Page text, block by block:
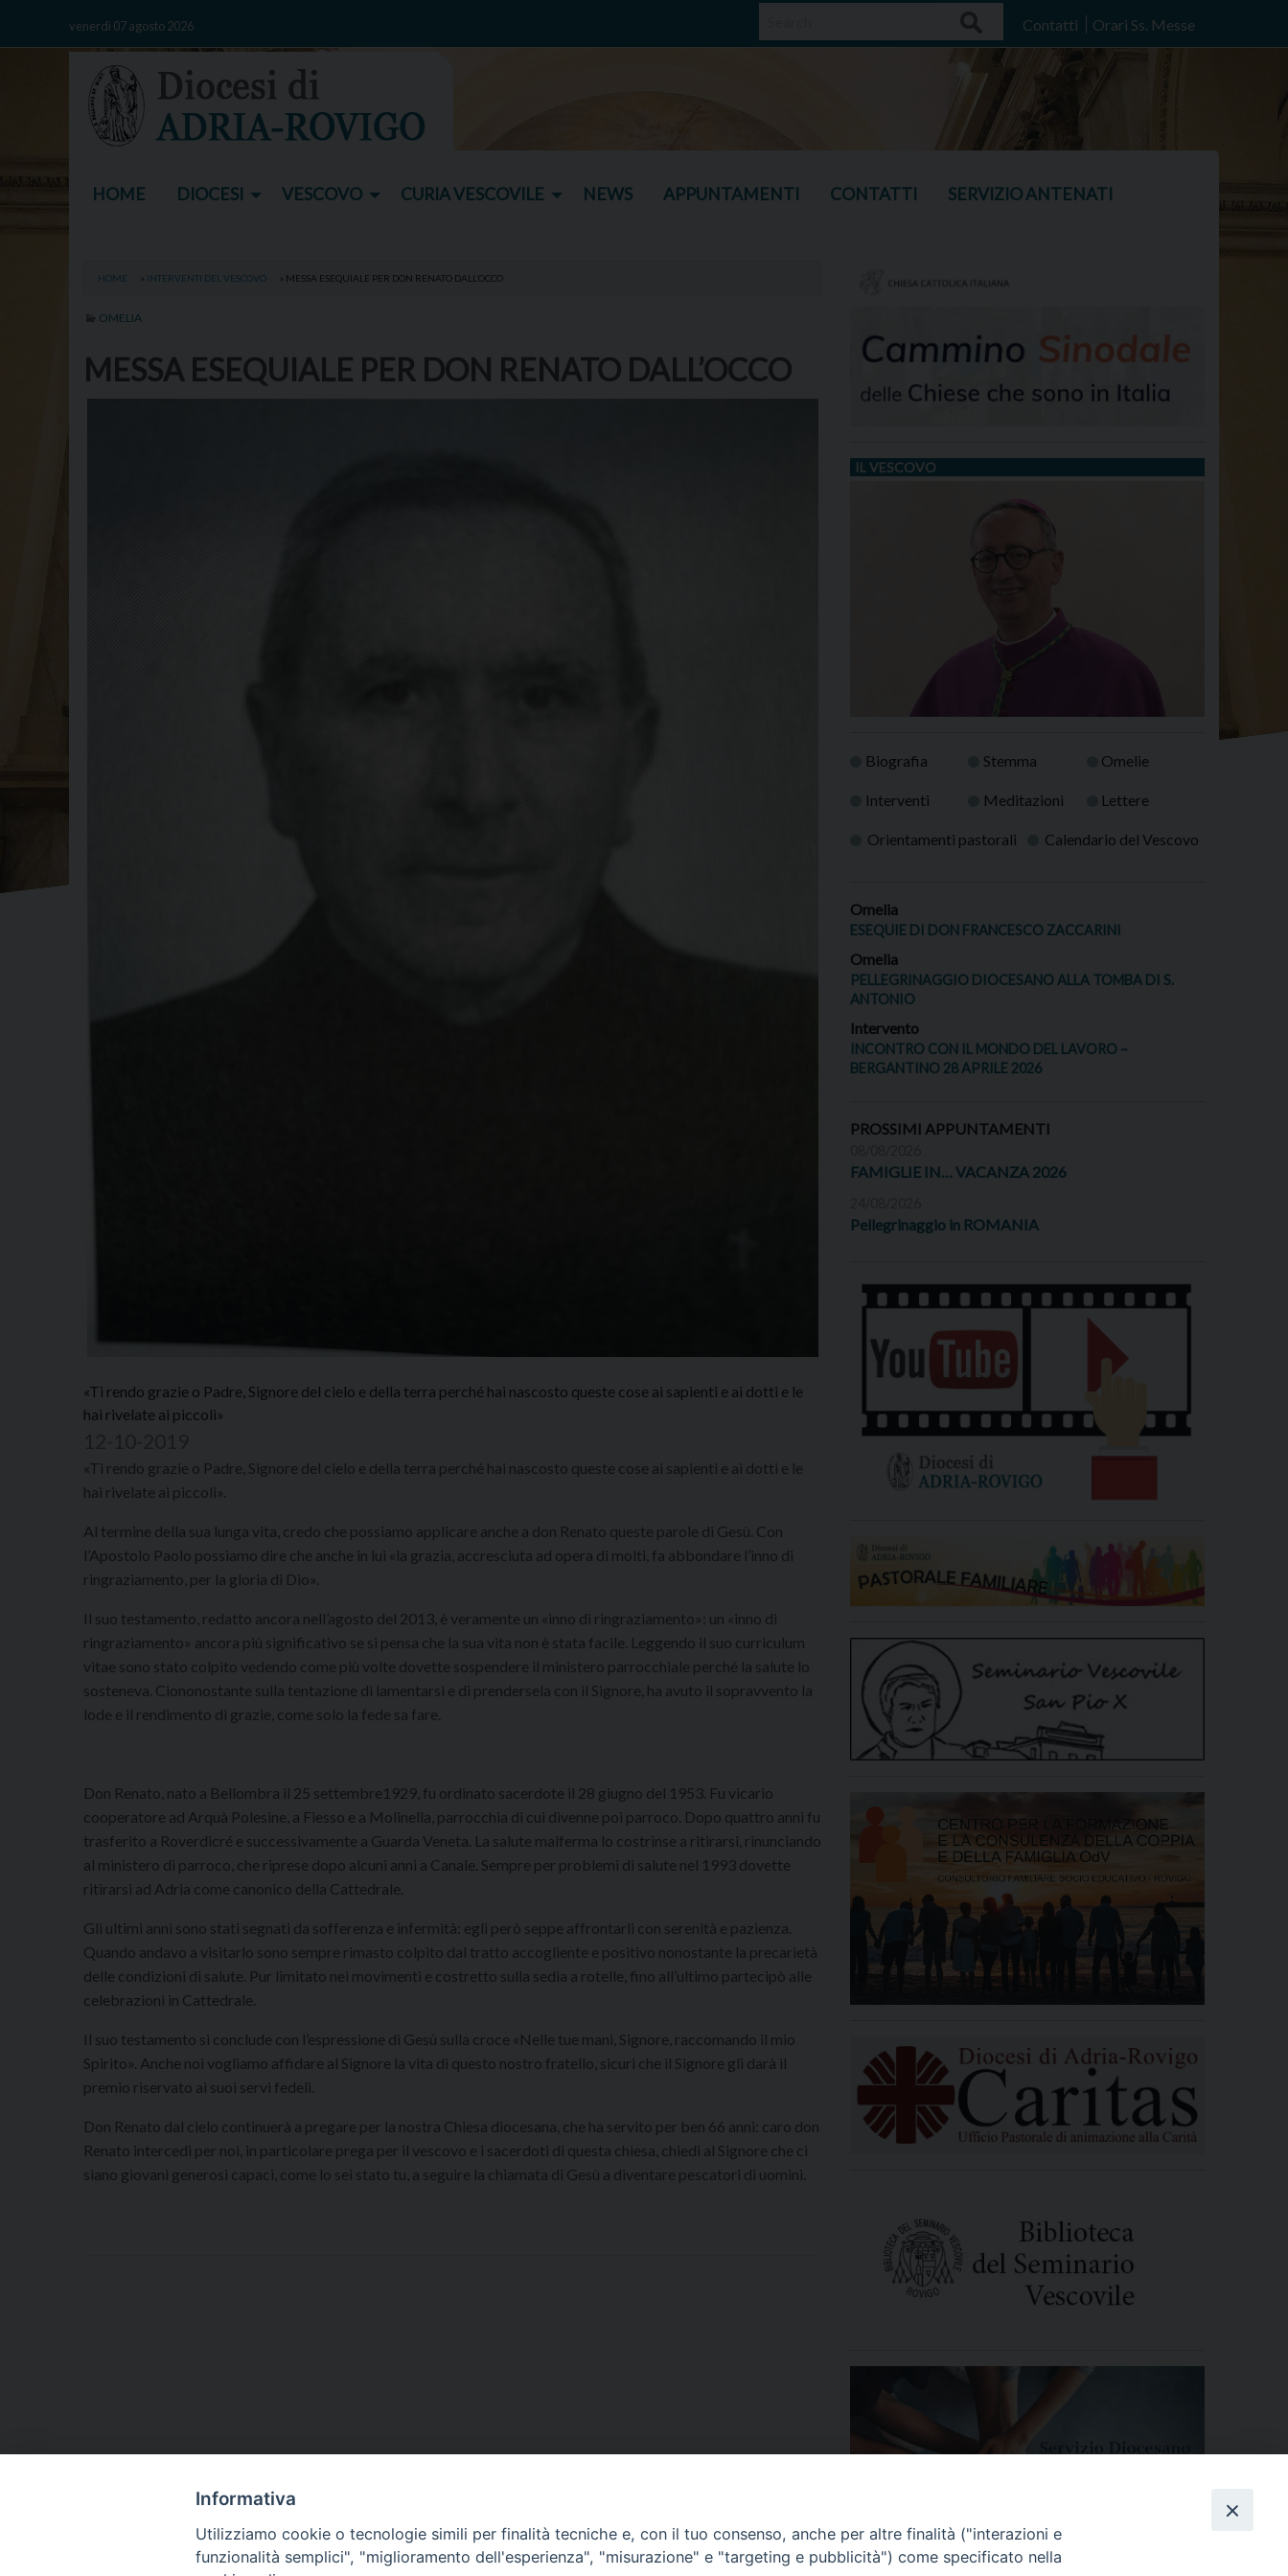
venerdì 07 agosto 2026 Contatti Orari Ss. Messe
HOME DIOCESI VESCOVO CURIA VESCOVILE NEWS APPUNTAMENTI CONTATTI SERVIZIO ANTENATI
HOME » INTERVENTI DEL VESCOVO » MESSA ESEQUIALE PER DON RENATO DALL’OCCO
OMELIA
MESSA ESEQUIALE PER DON RENATO DALL’OCCO
«Ti rendo grazie o Padre, Signore del cielo e della terra perché hai nascosto queste cose ai sapienti e ai dotti e le
hai rivelate ai piccoli»
«Ti rendo grazie o Padre, Signore del cielo e della terra perché hai nascosto queste cose ai sapienti e ai dotti e le
hai rivelate ai piccoli».
Al termine della sua lunga vita, credo che possiamo applicare anche a don Renato queste parole di Gesù. Con
l’Apostolo Paolo possiamo dire che anche in lui «la grazia, accresciuta ad opera di molti, fa abbondare l’inno di
ringraziamento, per la gloria di Dio».
Il suo testamento, redatto ancora nell’agosto del 2013, è veramente un «inno di ringraziamento»: un «inno di
ringraziamento» ancora più significativo se si pensa che la sua vita non è stata facile. Leggendo il suo curriculum
vitae sono stato colpito vedendo come più volte dovette sospendere il ministero parrocchiale perché la salute lo
sosteneva. Ciononostante sulla tentazione di lamentarsi e di prendersela con il Signore, ha avuto il sopravvento la
lode e il rendimento di grazie, come solo la fede sa fare.
Don Renato, nato a Bellombra il 25 settembre1929, fu ordinato sacerdote il 28 giugno del 1953. Fu vicario
cooperatore ad Arquà Polesine, a Fiesso e a Molinella, parrocchia di cui divenne poi parroco. Dopo quattro anni fu
trasferito a Roverdicré e successivamente a Guarda Veneta. La salute malferma lo costrinse a ritirarsi, rinunciando
al ministero di parroco, che riprese dopo alcuni anni a Canale. Sempre per problemi di salute nel 1993 dovette
ritirarsi ad Adria come canonico della Cattedrale.
Gli ultimi anni sono stati segnati da sofferenza e infermità: egli però seppe affrontarli con serenità e pazienza.
Quando andavo a visitarlo sono sempre rimasto colpito dal tratto accogliente e positivo nonostante la precarietà
delle condizioni di salute. Pur limitato nei movimenti e costretto sulla sedia a rotelle, fino all’ultimo partecipò alle
celebrazioni in Cattedrale.
Il suo testamento si conclude con l’espressione di Gesù sulla croce «Nelle tue mani, Signore, raccomando il mio
Spirito». Anche noi vogliamo affidare al Signore la vita di questo nostro fratello, sicuri che il Signore gli darà il
premio riservato ai suoi servi fedeli.
Don Renato dal cielo continuerà a pregare per la nostra Chiesa diocesana, che ha servito per ben 66 anni: caro don
Renato intercedi per noi, in particolare prega per il vescovo e i sacerdoti di questa chiesa, chiedi al Signore che ci
siano giovani generosi capaci, come lo sei stato tu, a seguire la chiamata di Gesù a diventare pescatori di uomini.
IL VESCOVO
Biografia Stemma Omelie
Interventi Meditazioni Lettere
Orientamenti pastorali Calendario del Vescovo
Omelia
ESEQUIE DI DON FRANCESCO ZACCARINI
Omelia
PELLEGRINAGGIO DIOCESANO ALLA TOMBA DI S.
ANTONIO
Intervento
INCONTRO CON IL MONDO DEL LAVORO –
BERGANTINO 28 APRILE 2026
PROSSIMI APPUNTAMENTI
FAMIGLIE IN… VACANZA 2026
Pellegrinaggio in ROMANIA
Informativa
Utilizziamo cookie o tecnologie simili per finalità tecniche e, con il tuo consenso, anche per altre finalità ("interazioni e
funzionalità semplici", "miglioramento dell'esperienza", "misurazione" e "targeting e pubblicità") come specificato nella